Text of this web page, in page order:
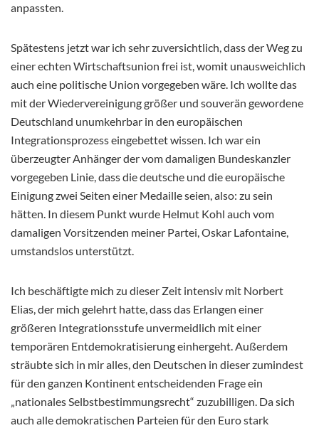
anpassten.
Spätestens jetzt war ich sehr zuversichtlich, dass der Weg zu
einer echten Wirtschaftsunion frei ist, womit unausweichlich
auch eine politische Union vorgegeben wäre. Ich wollte das
mit der Wiedervereinigung größer und souverän gewordene
Deutschland unumkehrbar in den europäischen
Integrationsprozess eingebettet wissen. Ich war ein
überzeugter Anhänger der vom damaligen Bundeskanzler
vorgegeben Linie, dass die deutsche und die europäische
Einigung zwei Seiten einer Medaille seien, also: zu sein
hätten. In diesem Punkt wurde Helmut Kohl auch vom
damaligen Vorsitzenden meiner Partei, Oskar Lafontaine,
umstandslos unterstützt.
Ich beschäftigte mich zu dieser Zeit intensiv mit Norbert
Elias, der mich gelehrt hatte, dass das Erlangen einer
größeren Integrationsstufe unvermeidlich mit einer
temporären Entdemokratisierung einhergeht. Außerdem
sträubte sich in mir alles, den Deutschen in dieser zumindest
für den ganzen Kontinent entscheidenden Frage ein
„nationales Selbstbestimmungsrecht“ zuzubilligen. Da sich
auch alle demokratischen Parteien für den Euro stark